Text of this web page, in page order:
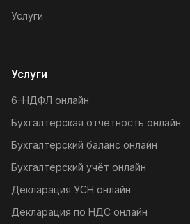
Услуги
Услуги
6-НДФЛ онлайн
Бухгалтерская отчётность онлайн
Бухгалтерский баланс онлайн
Бухгалтерский учёт онлайн
Декларация УСН онлайн
Декларация по НДС онлайн